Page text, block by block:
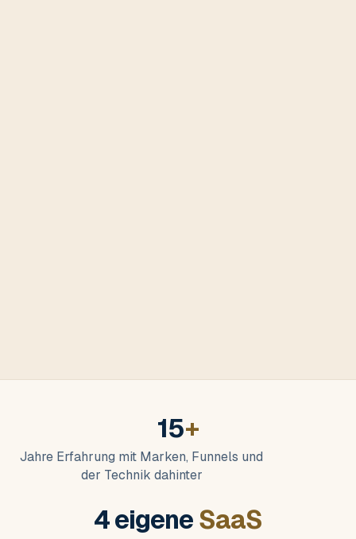
15+
Jahre Erfahrung mit Marken, Funnels und
der Technik dahinter
4 eigeneSaaS